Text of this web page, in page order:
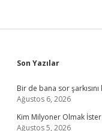
Sidebar
Son Yazılar
Bir de bana sor
Ağustos 6, 2026
Kim Milyoner Olmak
Ağustos 5, 2026